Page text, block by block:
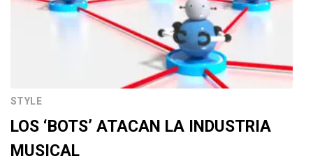
STYLE
LOS ‘BOTS’ ATACAN LA INDUSTRIA
MUSICAL